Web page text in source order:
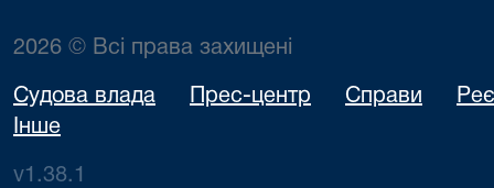
2026 © Всі права захищені
Судова влада Прес-центр Справи
Інше
v1.38.1